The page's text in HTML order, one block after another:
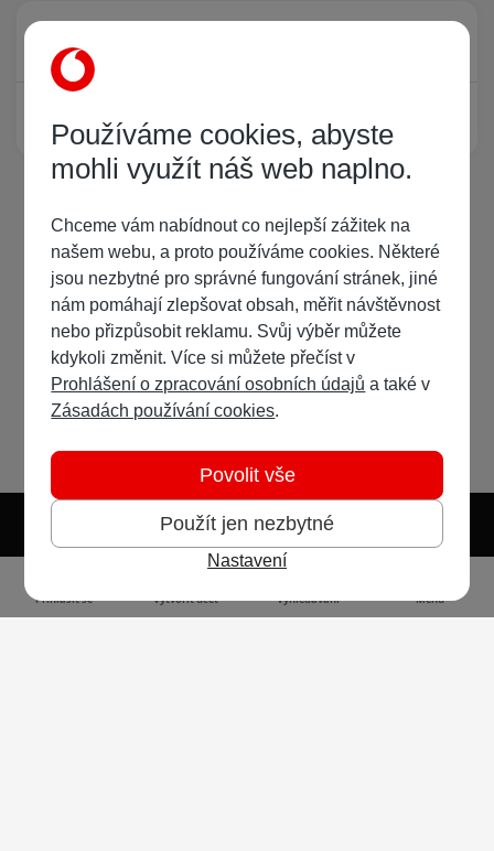
Právě prohlíží tuto stránku
Žádný registrovaný uživatel si neprohlíží tuto stránku
Světlý režim Předvolba systému
Přihlásit se Vytvořit účet Vyhledávání Menu
Používáme cookies, abyste
mohli využít náš web naplno.
Chceme vám nabídnout co nejlepší zážitek na
našem webu, a proto používáme cookies. Některé
jsou nezbytné pro správné fungování stránek, jiné
nám pomáhají zlepšovat obsah, měřit návštěvnost
nebo přizpůsobit reklamu. Svůj výběr můžete
kdykoli změnit. Více si můžete přečíst v
Prohlášení o zpracování osobních údajů a také v
Zásadách používání cookies.
Použít jen nezbytné
Povolit vše
Nastavení